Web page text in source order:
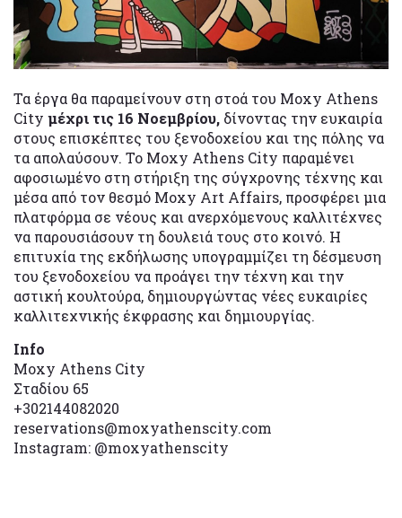
Τα έργα θα παραμείνουν στη στοά του Moxy Athens
City μέχρι τις 16 Νοεμβρίου, δίνοντας την ευκαιρία
στους επισκέπτες του ξενοδοχείου και της πόλης να
τα απολαύσουν. Το Moxy Athens City παραμένει
αφοσιωμένο στη στήριξη της σύγχρονης τέχνης και
μέσα από τον θεσμό Moxy Art Affairs, προσφέρει μια
πλατφόρμα σε νέους και ανερχόμενους καλλιτέχνες
να παρουσιάσουν τη δουλειά τους στο κοινό. Η
επιτυχία της εκδήλωσης υπογραμμίζει τη δέσμευση
του ξενοδοχείου να προάγει την τέχνη και την
αστική κουλτούρα, δημιουργώντας νέες ευκαιρίες
καλλιτεχνικής έκφρασης και δημιουργίας.
Info
Moxy Athens City
Σταδίου 65
+302144082020
reservations@moxyathenscity.com
Instagram: @moxyathenscity